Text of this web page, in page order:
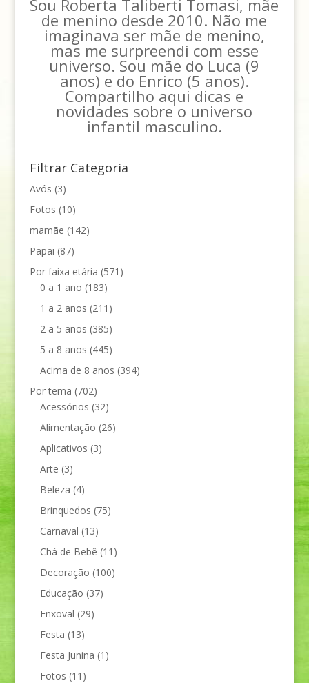
Sou Roberta Taliberti Tomasi, mãe
de menino desde 2010. Não me
imaginava ser mãe de menino,
mas me surpreendi com esse
universo. Sou mãe do Luca (9
anos) e do Enrico (5 anos).
Compartilho aqui dicas e
novidades sobre o universo
infantil masculino.
Filtrar Categoria
Avós (3)
Fotos (10)
mamãe (142)
Papai (87)
Por faixa etária (571)
0 a 1 ano (183)
1 a 2 anos (211)
2 a 5 anos (385)
5 a 8 anos (445)
Acima de 8 anos (394)
Por tema (702)
Acessórios (32)
Alimentação (26)
Aplicativos (3)
Arte (3)
Beleza (4)
Brinquedos (75)
Carnaval (13)
Chá de Bebê (11)
Decoração (100)
Educação (37)
Enxoval (29)
Festa (13)
Festa Junina (1)
Fotos (11)